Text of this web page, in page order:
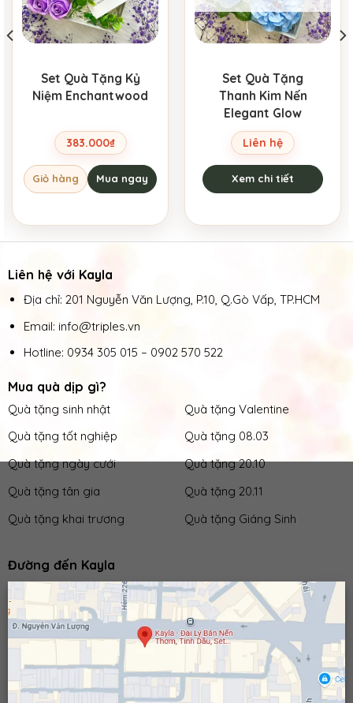
Set Quà Tặng Kỷ
Niệm Enchantwood
383.000₫
Giỏ hàng Mua ngay
Set Quà Tặng
Thanh Kim Nến
Elegant Glow
Liên hệ
Xem chi tiết
Liên hệ với Kayla
Địa chỉ: 201 Nguyễn Văn Lượng, P.10, Q.Gò Vấp, TP.HCM
Email: info@triples.vn
Hotline: 0934 305 015 – 0902 570 522
Mua quà dịp gì?
Quà tặng sinh nhật
Quà tặng tốt nghiệp
Quà tặng ngày cưới
Quà tặng tân gia
Quà tặng khai trương
Quà tặng Valentine
Quà tặng 08.03
Quà tặng 20.10
Quà tặng 20.11
Quà tặng Giáng Sinh
Đường đến Kayla